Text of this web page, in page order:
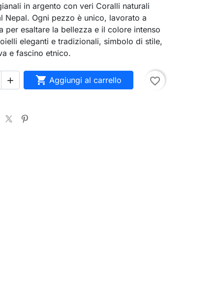
in argento con veri Coralli naturali
Nepal. Ogni pezzo è unico, lavorato a
per esaltare la bellezza e il colore intenso
eleganti e tradizionali, simbolo di stile,
e fascino etnico.
  Aggiungi al carrello favorite_border